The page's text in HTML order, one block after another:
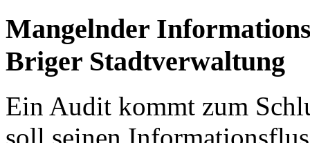
Mangelnder
Briger Stadtverwaltung
Ein Audit kommt zum
soll seinen